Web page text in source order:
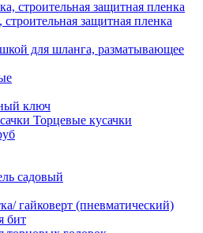
строительная защитная пленка
для шланга, разматывающее
ключ
Торцевые кусачки
садовый
гайковерт (пневматический)
бит